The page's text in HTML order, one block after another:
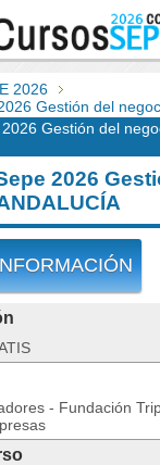
2026
Gestión del
Gestión del
2026
- Fundación